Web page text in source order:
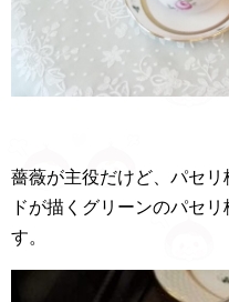
薔薇が主役だけど、パセ
ドが描くグリーンのパセ
す。